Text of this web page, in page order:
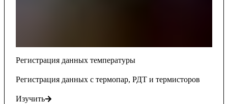
Регистрация данных температуры
Регистрация данных с термопар, РДТ и термисторов
Изучить